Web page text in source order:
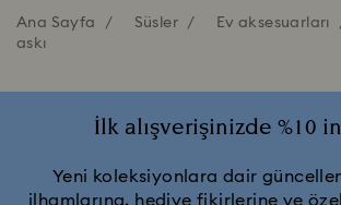
Ana Sayfa Süsler Ev aksesuarları
askı
İlk alışverişinizde %10
Yeni koleksiyonlara dair
ilhamlarına, hediye fikirlerine ve